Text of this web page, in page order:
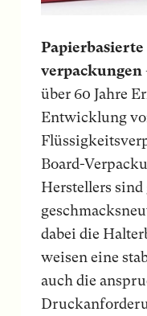
verpackungen
über 60 Jahre
Entwicklung
Board-
Herstellers
dabei die
weisen eine
auch die